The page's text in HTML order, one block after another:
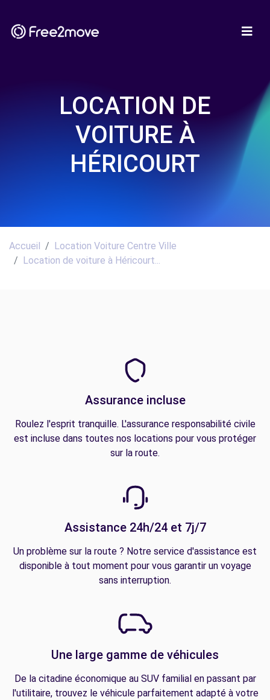
LOCATION DE
VOITURE À
HÉRICOURT
Accueil
Location Voiture Centre Ville
Location de voiture à Héricourt...
Assurance incluse
Roulez l'esprit tranquille. L'assurance responsabilité civile
est incluse dans toutes nos locations pour vous protéger
sur la route.
Assistance 24h/24 et 7j/7
Un problème sur la route ? Notre service d'assistance est
disponible à tout moment pour vous garantir un voyage
sans interruption.
Une large gamme de véhicules
De la citadine économique au SUV familial en passant par
l'utilitaire, trouvez le véhicule parfaitement adapté à votre